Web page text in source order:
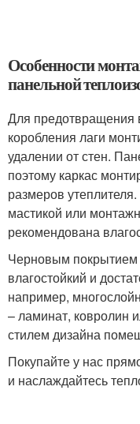
Особенности
панельной
Для предотвращения
коробления лаги
удалении от стен.
поэтому каркас
размеров
мастикой или
рекомендована
Черновым покрытием
влагостойкий и
например,
– ламинат, ковролин
стилем дизайна
Покупайте у нас
и наслаждайтесь